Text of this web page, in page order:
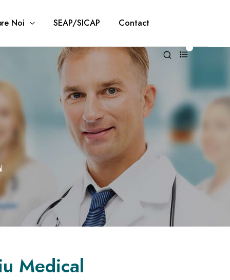
Noi SEAP/SICAP Contact
Medical